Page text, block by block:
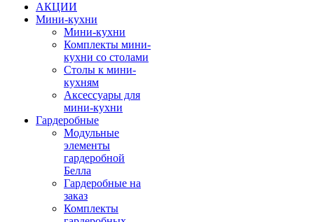
АКЦИИ
Мини-кухни
Мини-кухни
Комплекты мини-
кухни со столами
Столы к мини-
кухням
Аксессуары для
мини-кухни
Гардеробные
Модульные
элементы
гардеробной
Белла
Гардеробные на
заказ
Комплекты